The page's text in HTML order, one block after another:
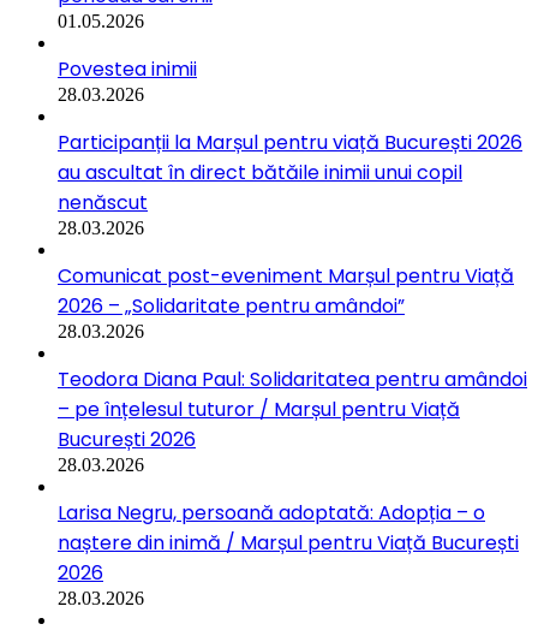
01.05.2026
Povestea inimii
28.03.2026
Participanții la Marșul pentru viață București 2026
au ascultat în direct bătăile inimii unui copil
nenăscut
28.03.2026
Comunicat post-eveniment Marșul pentru Viață
2026 – „Solidaritate pentru amândoi”
28.03.2026
Teodora Diana Paul: Solidaritatea pentru amândoi
– pe înțelesul tuturor / Marșul pentru Viață
București 2026
28.03.2026
Larisa Negru, persoană adoptată: Adopția – o
naștere din inimă / Marșul pentru Viață București
2026
28.03.2026